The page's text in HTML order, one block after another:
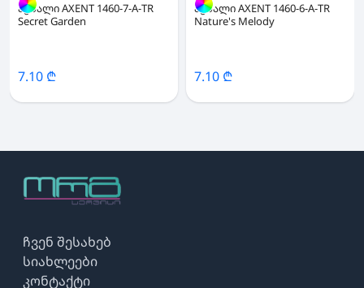
პენალი AXENT 1460-7-A-TR
Secret Garden
7.10 ₾
პენალი AXENT 1460-6-A-TR
Nature's Melody
7.10 ₾
ჩვენ შესახებ
სიახლეები
კონტაქტი